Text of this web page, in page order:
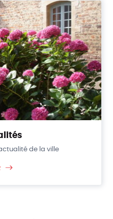
de la ville